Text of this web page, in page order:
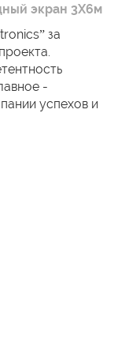
экран 3Х6м
за
-
успехов и